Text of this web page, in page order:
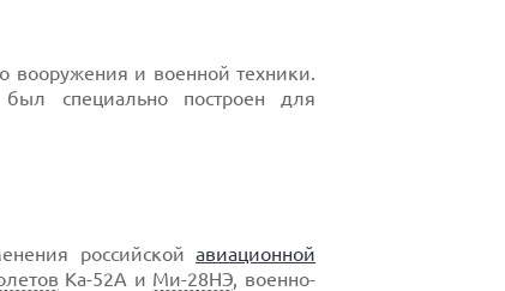
вооружения и военной техники.
специально построен для
российскойавиационной
Ка-52А и Ми-28НЭ, военно-